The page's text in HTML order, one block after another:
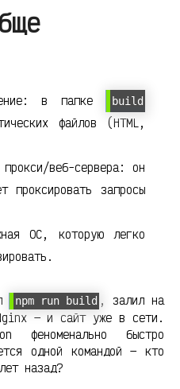
в папке build
файлов (HTML,
веб-сервера: он
проксировать запросы
ОС, которую легко
npm run build , залил на
— и сайт уже в сети.
феноменально быстро
одной командой — кто
назад?